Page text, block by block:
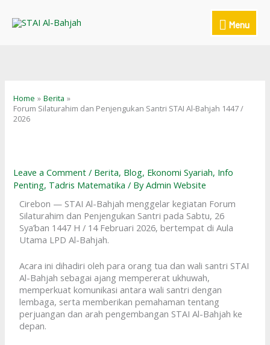
content
Menu
Menu
Home
Berita
Forum Silaturahim dan Penjengukan Santri STAI Al-Bahjah 1447 /
2026
Leave a Comment / Berita, Blog, Ekonomi Syariah, Info
Penting, Tadris Matematika / ByAdmin Website
Cirebon — STAI Al-Bahjah menggelar kegiatan Forum
Silaturahim dan Penjengukan Santri pada Sabtu, 26
Sya’ban 1447 H / 14 Februari 2026, bertempat di Aula
Utama LPD Al-Bahjah.
Acara ini dihadiri oleh para orang tua dan wali santri STAI
Al-Bahjah sebagai ajang mempererat ukhuwah,
memperkuat komunikasi antara wali santri dengan
lembaga, serta memberikan pemahaman tentang
perjuangan dan arah pengembangan STAI Al-Bahjah ke
depan.